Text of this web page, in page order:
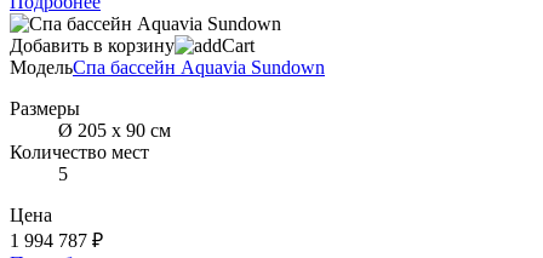
Добавить в корзину
МодельСпа бассейн Aquavia Sundown
Размеры
Ø 205 x 90 см
Количество мест
5
Цена
1 994 787 ₽